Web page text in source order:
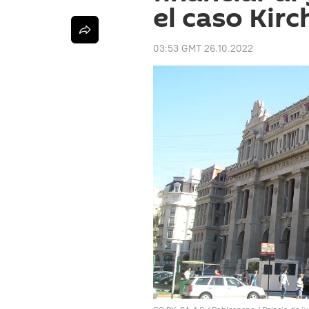
el caso
03:53 GMT 26.10.2022